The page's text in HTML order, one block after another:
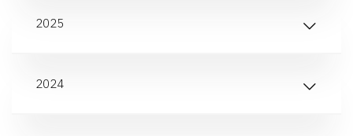
2025
2024